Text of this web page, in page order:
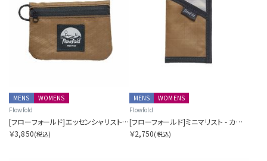
MENS
WOMENS
Flowfold
[フローフォールド]エッセンシャリスト - ミニポーチ
￥3,850(税込)
MENS
WOMENS
Flowfold
[フローフォールド]ミニマリスト - カードホルダーウォレット
￥2,750(税込)